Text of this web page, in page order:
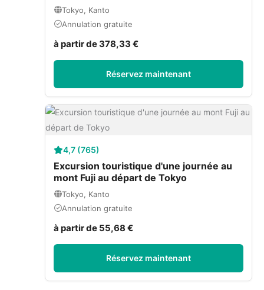
Tokyo, Kanto
Annulation gratuite
à partir de 378,33 €
Réservez maintenant
4,7 (765)
Excursion touristique d'une journée au
mont Fuji au départ de Tokyo
Tokyo, Kanto
Annulation gratuite
à partir de 55,68 €
Réservez maintenant